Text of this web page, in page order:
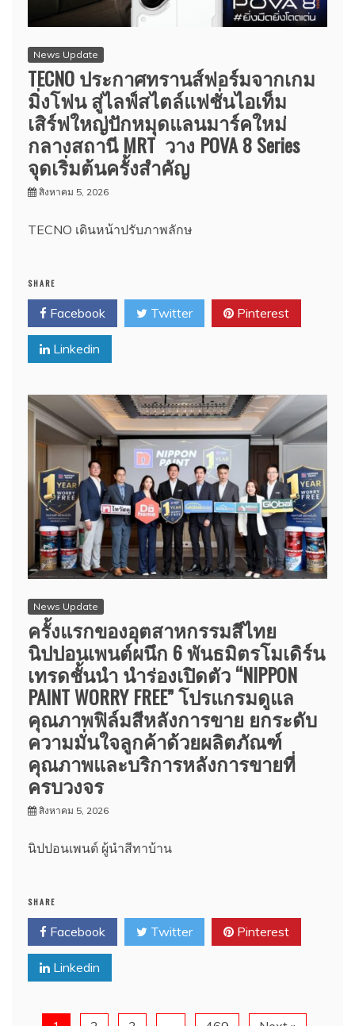
News Update
TECNO ประกาศทรานส์ฟอร์มจากเกม
มิ่งโฟน สู่ไลฟ์สไตล์แฟชั่นไอเท็ม
เสิร์ฟใหญ่ปักหมุดแลนมาร์คใหม่
กลางสถานี MRT วาง POVA 8 Series
จุดเริ่มต้นครั้งสำคัญ
สิงหาคม 5, 2026
TECNO เดินหน้าปรับภาพลักษ
SHARE
Facebook Twitter Pinterest
Linkedin
News Update
ครั้งแรกของอุตสาหกรรมสีไทย
นิปปอนเพนต์ผนึก 6 พันธมิตรโมเดิร์น
เทรดชั้นนำ นำร่องเปิดตัว “NIPPON
PAINT WORRY FREE” โปรแกรมดูแล
คุณภาพฟิล์มสีหลังการขาย ยกระดับ
ความมั่นใจลูกค้าด้วยผลิตภัณฑ์
คุณภาพและบริการหลังการขายที่
ครบวงจร
สิงหาคม 5, 2026
นิปปอนเพนต์ ผู้นำสีทาบ้าน
SHARE
Facebook Twitter Pinterest
Linkedin